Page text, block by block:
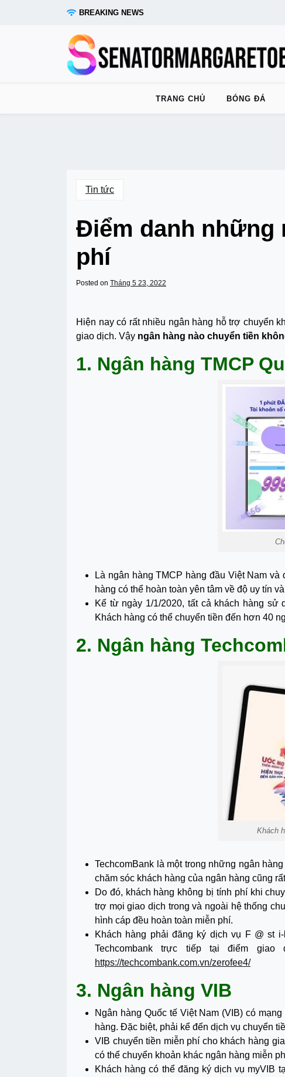
BREAKING NEWS
TRANG CHỦ BÓNG ĐÁ
Tin tức
Điểm danh những
phí
Posted on Tháng 5 23, 2022
Hiện nay có rất nhiều ngân hàng hỗ trợ chuyển
giao dịch. Vậy ngân hàng nào chuyển tiền
1. Ngân hàng TMCP
Là ngân hàng TMCP hàng đầu Việt Nam
hàng có thể hoàn toàn yên tâm về độ uy tín
Kể từ ngày 1/1/2020, tất cả khách hàng
Khách hàng có thể chuyển tiền đến hơn 40
2. Ngân hàng
Khách
TechcomBank là một trong những ngân
chăm sóc khách hàng của ngân hàng cũng
Do đó, khách hàng không bị tính phí khi
trợ mọi giao dịch trong và ngoài hệ thống
hình cáp đều hoàn toàn miễn phí.
Khách hàng phải đăng ký dịch vụ F @ st
Techcombank trực tiếp tại điểm
https://techcombank.com.vn/zerofee4/
3. Ngân hàng VIB
Ngân hàng Quốc tế Việt Nam (VIB) có
hàng. Đặc biệt, phải kể đến dịch vụ chuyển
VIB chuyển tiền miễn phí cho khách hàng
có thể chuyển khoản khác ngân hàng miễn
Khách hàng có thể đăng ký dịch vụ